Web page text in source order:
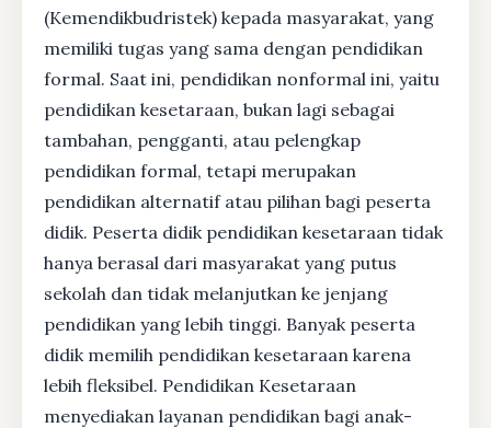
(Kemendikbudristek) kepada masyarakat, yang
memiliki tugas yang sama dengan pendidikan
formal. Saat ini, pendidikan nonformal ini, yaitu
pendidikan kesetaraan, bukan lagi sebagai
tambahan, pengganti, atau pelengkap
pendidikan formal, tetapi merupakan
pendidikan alternatif atau pilihan bagi peserta
didik. Peserta didik pendidikan kesetaraan tidak
hanya berasal dari masyarakat yang putus
sekolah dan tidak melanjutkan ke jenjang
pendidikan yang lebih tinggi. Banyak peserta
didik memilih pendidikan kesetaraan karena
lebih fleksibel. Pendidikan Kesetaraan
menyediakan layanan pendidikan bagi anak-